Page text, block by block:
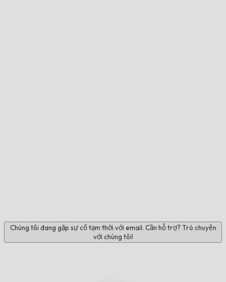
Chúng tôi đang gặp sự cố tạm thời với email. Cần hỗ trợ? Trò chuyện
với chúng tôi!